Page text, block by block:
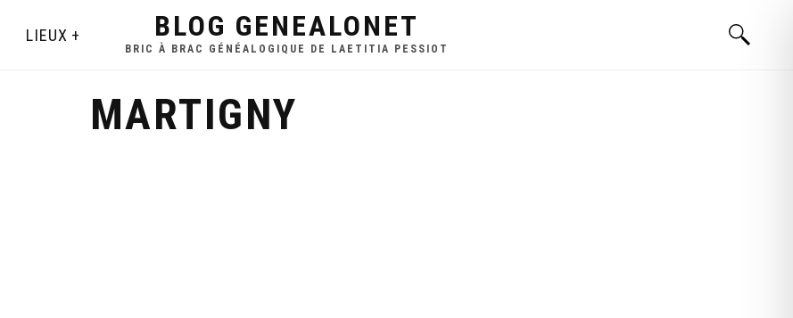
LIEUX BLOG GENEALONET
BRIC À BRAC GÉNÉALOGIQUE DE LAETITIA PESSIOT
MARTIGNY